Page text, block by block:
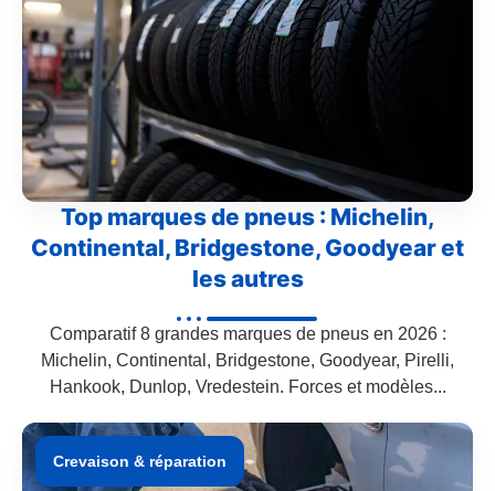
Top marques de pneus : Michelin,
Continental, Bridgestone, Goodyear et
les autres
Comparatif 8 grandes marques de pneus en 2026 :
Michelin, Continental, Bridgestone, Goodyear, Pirelli,
Hankook, Dunlop, Vredestein. Forces et modèles...
Crevaison & réparation